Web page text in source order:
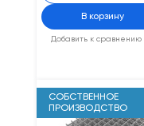
Добавить к сравнению
В корзину
СОБСТВЕННОЕ
ПРОИЗВОДСТВО